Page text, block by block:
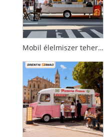
Mobil élelmiszer teherautók